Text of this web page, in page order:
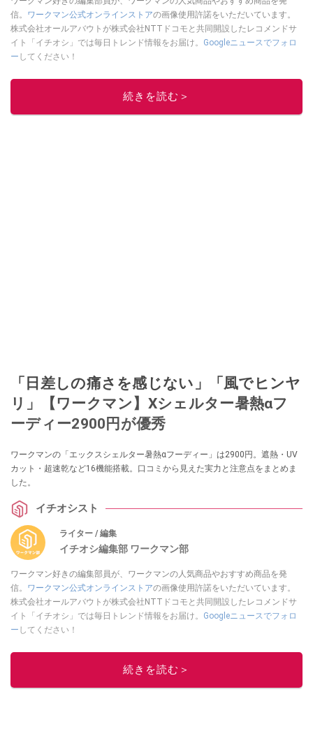
信。 ワークマン公式オンラインストアの画像使用許諾をいただいています。
株式会社オールアバウトが株式会社NTTドコモと共同開設したレコメンドサ
イト「イチオシ」では毎日トレンド情報をお届け。 Googleニュースでフォロ
ー してください！
このイチオシストの他の記事を読む
続きを読む＞
「日差しの痛さを感じない」「風でヒンヤ
リ」【ワークマン】Xシェルター暑熱αフ
ーディー2900円が優秀
ワークマンの「エックスシェルター暑熱αフーディー」は2900円。遮熱・UV
カット・超速乾など16機能搭載。口コミから見えた実力と注意点をまとめま
した。
イチオシスト
ライター / 編集
イチオシ編集部 ワークマン部
ワークマン好きの編集部員が、ワークマンの人気商品やおすすめ商品を発
信。 ワークマン公式オンラインストアの画像使用許諾をいただいています。
株式会社オールアバウトが株式会社NTTドコモと共同開設したレコメンドサ
イト「イチオシ」では毎日トレンド情報をお届け。 Googleニュースでフォロ
ー してください！
このイチオシストの他の記事を読む
続きを読む＞